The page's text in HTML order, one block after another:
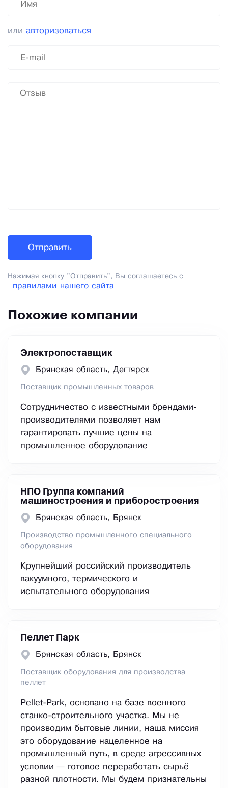
или авторизоваться
Нажимая кнопку "Отправить", Вы соглашаетесь с
правилами нашего сайта
Похожие компании
Электропоставщик
Брянская область, Дегтярск
Поставщик промышленных товаров
Сотрудничество с известными брендами-
производителями позволяет нам
гарантировать лучшие цены на
промышленное оборудование
НПО Группа компаний
машиностроения и приборостроения
Брянская область, Брянск
Производство промышленного специального
оборудования
Крупнейший российский производитель
вакуумного, термического и
испытательного оборудования
Пеллет Парк
Брянская область, Брянск
Поставщик оборудования для производства
пеллет
Pellet-Park, основано на базе военного
станко-строительного участка. Мы не
производим бытовые линии, наша миссия
это оборудование нацеленное на
промышленный путь, в среде агрессивных
условии — готовое переработать сырьё
разной плотности. Мы будем признательны